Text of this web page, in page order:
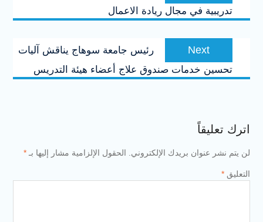
تدريبية في مجال ريادة الاعمال
Next
post:
رئيس جامعة سوهاج يناقش آليات
تحسين خدمات صندوق علاج أعضاء هيئة التدريس
اترك تعليقاً
لن يتم نشر عنوان بريدك الإلكتروني. الحقول الإلزامية مشار إليها بـ *
التعليق *